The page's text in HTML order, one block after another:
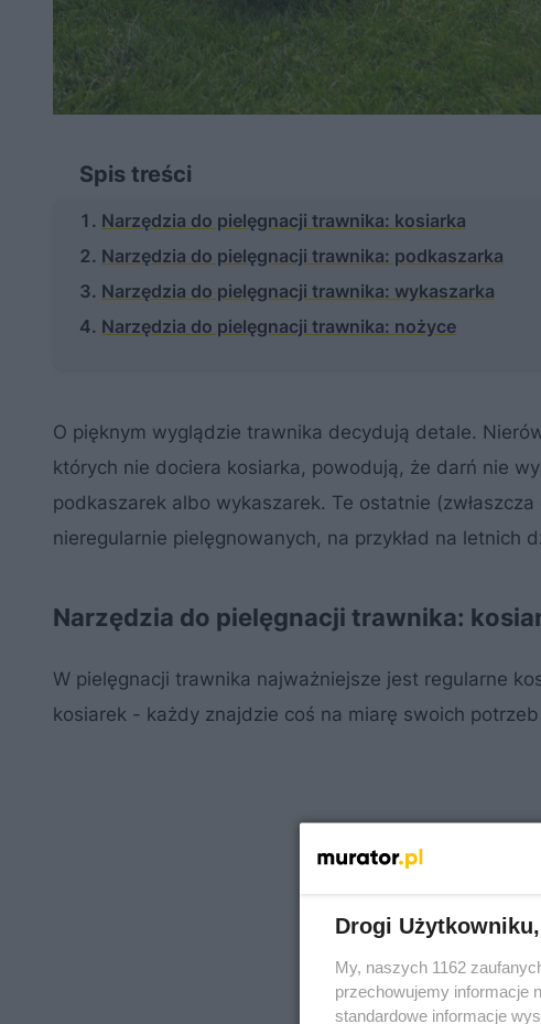
Spis treści
Narzędzia do pielęgnacji trawnika: kosiarka
Narzędzia do pielęgnacji trawnika: podkaszarka
Narzędzia do pielęgnacji trawnika: wykaszarka
Narzędzia do pielęgnacji trawnika: nożyce
O pięknym wyglądzie trawnika decydują detale.
których nie dociera kosiarka, powodują, że darń nie
podkaszarek albo wykaszarek. Te ostatnie
nieregularnie pielęgnowanych, na przykład na letnich
Narzędzia do pielęgnacji trawnika:
W pielęgnacji trawnika najważniejsze jest regularne
kosiarek - każdy znajdzie coś na miarę swoich
Drogi Użytkowniku,
My, naszych 1162
przechowujemy informacje
standardowe informacje